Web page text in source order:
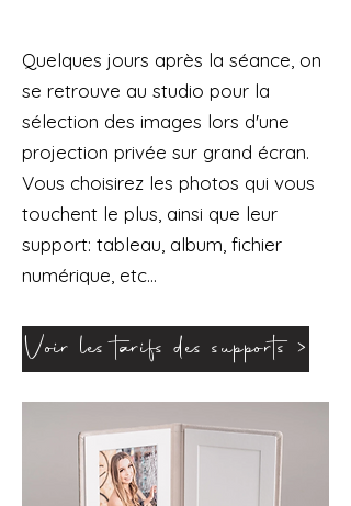
Quelques jours après la séance, on
se retrouve au studio pour la
sélection des images lors d'une
projection privée sur grand écran.
Vous choisirez les photos qui vous
touchent le plus, ainsi que leur
support: tableau, album, fichier
numérique, etc...
Voir les tarifs des supports >